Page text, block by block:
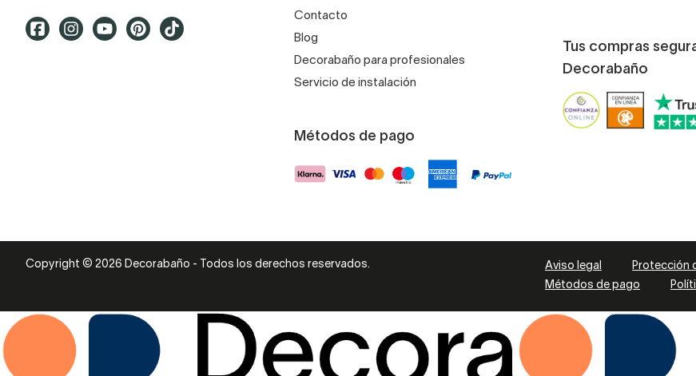
Contacto
Blog
Decorabaño para profesionales
Servicio de instalación
Métodos de pago
Tus compras
Decorabaño
Copyright © 2026 Decorabaño - Todos los derechos reservados. Aviso legal Protección
Métodos de pago